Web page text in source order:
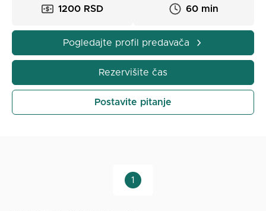
1200 RSD 60 min
Pogledajte profil predavača
Rezervišite čas
Postavite pitanje
1